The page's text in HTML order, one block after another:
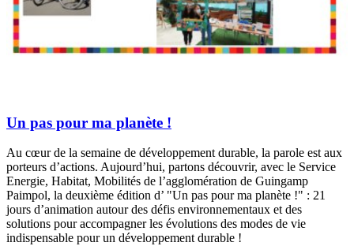
Un pas pour ma planète !
Au cœur de la semaine de développement durable, la parole est aux
porteurs d’actions. Aujourd’hui, partons découvrir, avec le Service
Energie, Habitat, Mobilités de l’agglomération de Guingamp
Paimpol, la deuxième édition d’ "Un pas pour ma planète !" : 21
jours d’animation autour des défis environnementaux et des
solutions pour accompagner les évolutions des modes de vie
indispensable pour un développement durable !